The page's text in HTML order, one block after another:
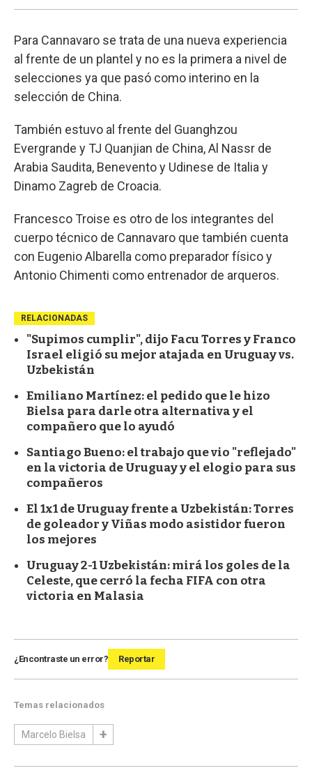
Para Cannavaro se trata de una nueva experiencia
al frente de un plantel y no es la primera a nivel de
selecciones ya que pasó como interino en la
selección de China.
También estuvo al frente del Guanghzou
Evergrande y TJ Quanjian de China, Al Nassr de
Arabia Saudita, Benevento y Udinese de Italia y
Dinamo Zagreb de Croacia.
Francesco Troise es otro de los integrantes del
cuerpo técnico de Cannavaro que también cuenta
con Eugenio Albarella como preparador físico y
Antonio Chimenti como entrenador de arqueros.
RELACIONADAS
"Supimos cumplir", dijo Facu Torres y Franco
Israel eligió su mejor atajada en Uruguay vs.
Uzbekistán
Emiliano Martínez: el pedido que le hizo
Bielsa para darle otra alternativa y el
compañero que lo ayudó
Santiago Bueno: el trabajo que vio "reflejado"
en la victoria de Uruguay y el elogio para sus
compañeros
El 1x1 de Uruguay frente a Uzbekistán: Torres
de goleador y Viñas modo asistidor fueron
los mejores
Uruguay 2-1 Uzbekistán: mirá los goles de la
Celeste, que cerró la fecha FIFA con otra
victoria en Malasia
¿Encontraste un error? Reportar
Temas relacionados
Marcelo Bielsa